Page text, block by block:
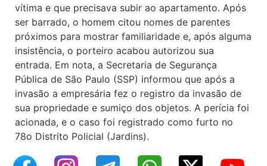
vítima e que precisava subir ao apartamento. Após
ser barrado, o homem citou nomes de parentes
próximos para mostrar familiaridade e, após alguma
insistência, o porteiro acabou autorizou sua
entrada. Em nota, a Secretaria de Segurança
Pública de São Paulo (SSP) informou que após a
invasão a empresária fez o registro da invasão de
sua propriedade e sumiço dos objetos. A perícia foi
acionada, e o caso foi registrado como furto no
78o Distrito Policial (Jardins).